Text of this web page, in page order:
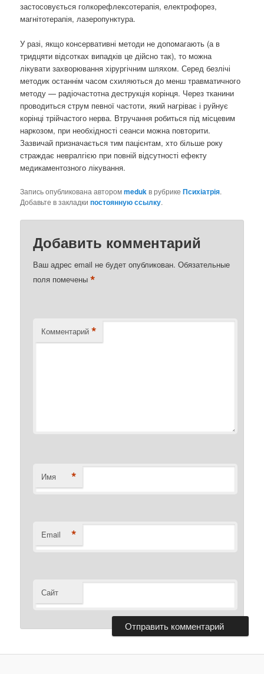
застосовується голкорефлексотерапія, електрофорез,
магнітотерапія, лазеропунктура.
У разі, якщо консервативні методи не допомагають (а в
тридцяти відсотках випадків це дійсно так), то можна
лікувати захворювання хірургічним шляхом. Серед безлічі
методик останнім часом схиляються до менш травматичного
методу — радіочастотна деструкція корінця. Через тканини
проводиться струм певної частоти, який нагріває і руйнує
корінці трійчастого нерва. Втручання робиться під місцевим
наркозом, при необхідності сеанси можна повторити.
Зазвичай призначається тим пацієнтам, хто більше року
страждає невралгією при повній відсутності ефекту
медикаментозного лікування.
Запись опубликована авторомmedukв рубрикеПсихіатрія.
Добавьте в закладкипостоянную ссылку.
Добавить комментарий
Ваш адрес email не будет опубликован. Обязательные
поля помечены*
Комментарий *
Имя *
Email *
Сайт